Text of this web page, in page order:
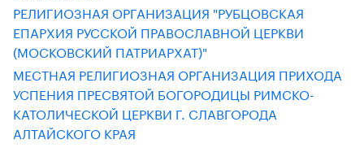
РЕЛИГИОЗНАЯ ОРГАНИЗАЦИЯ "РУБЦОВСКАЯ
ЕПАРХИЯ РУССКОЙ ПРАВОСЛАВНОЙ ЦЕРКВИ
(МОСКОВСКИЙ ПАТРИАРХАТ)"
МЕСТНАЯ РЕЛИГИОЗНАЯ ОРГАНИЗАЦИЯ ПРИХОДА
УСПЕНИЯ ПРЕСВЯТОЙ БОГОРОДИЦЫ РИМСКО-
КАТОЛИЧЕСКОЙ ЦЕРКВИ Г. СЛАВГОРОДА
АЛТАЙСКОГО КРАЯ